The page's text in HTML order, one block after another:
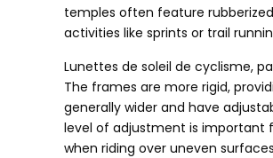
temples often feature
activities like sprints or trail
Lunettes de soleil de cyclisme,
The frames are more rigid,
generally wider and have
level of adjustment is important
when riding over uneven